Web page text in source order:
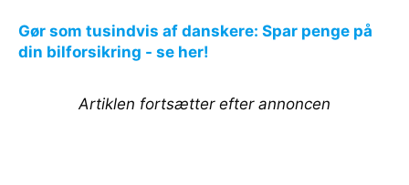
Gør som tusindvis af danskere: Spar penge på
din bilforsikring - se her!
Artiklen fortsætter efter annoncen